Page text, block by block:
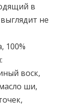
в
не
100%
воск,
ши,